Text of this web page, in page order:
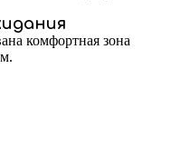
комфортная зона